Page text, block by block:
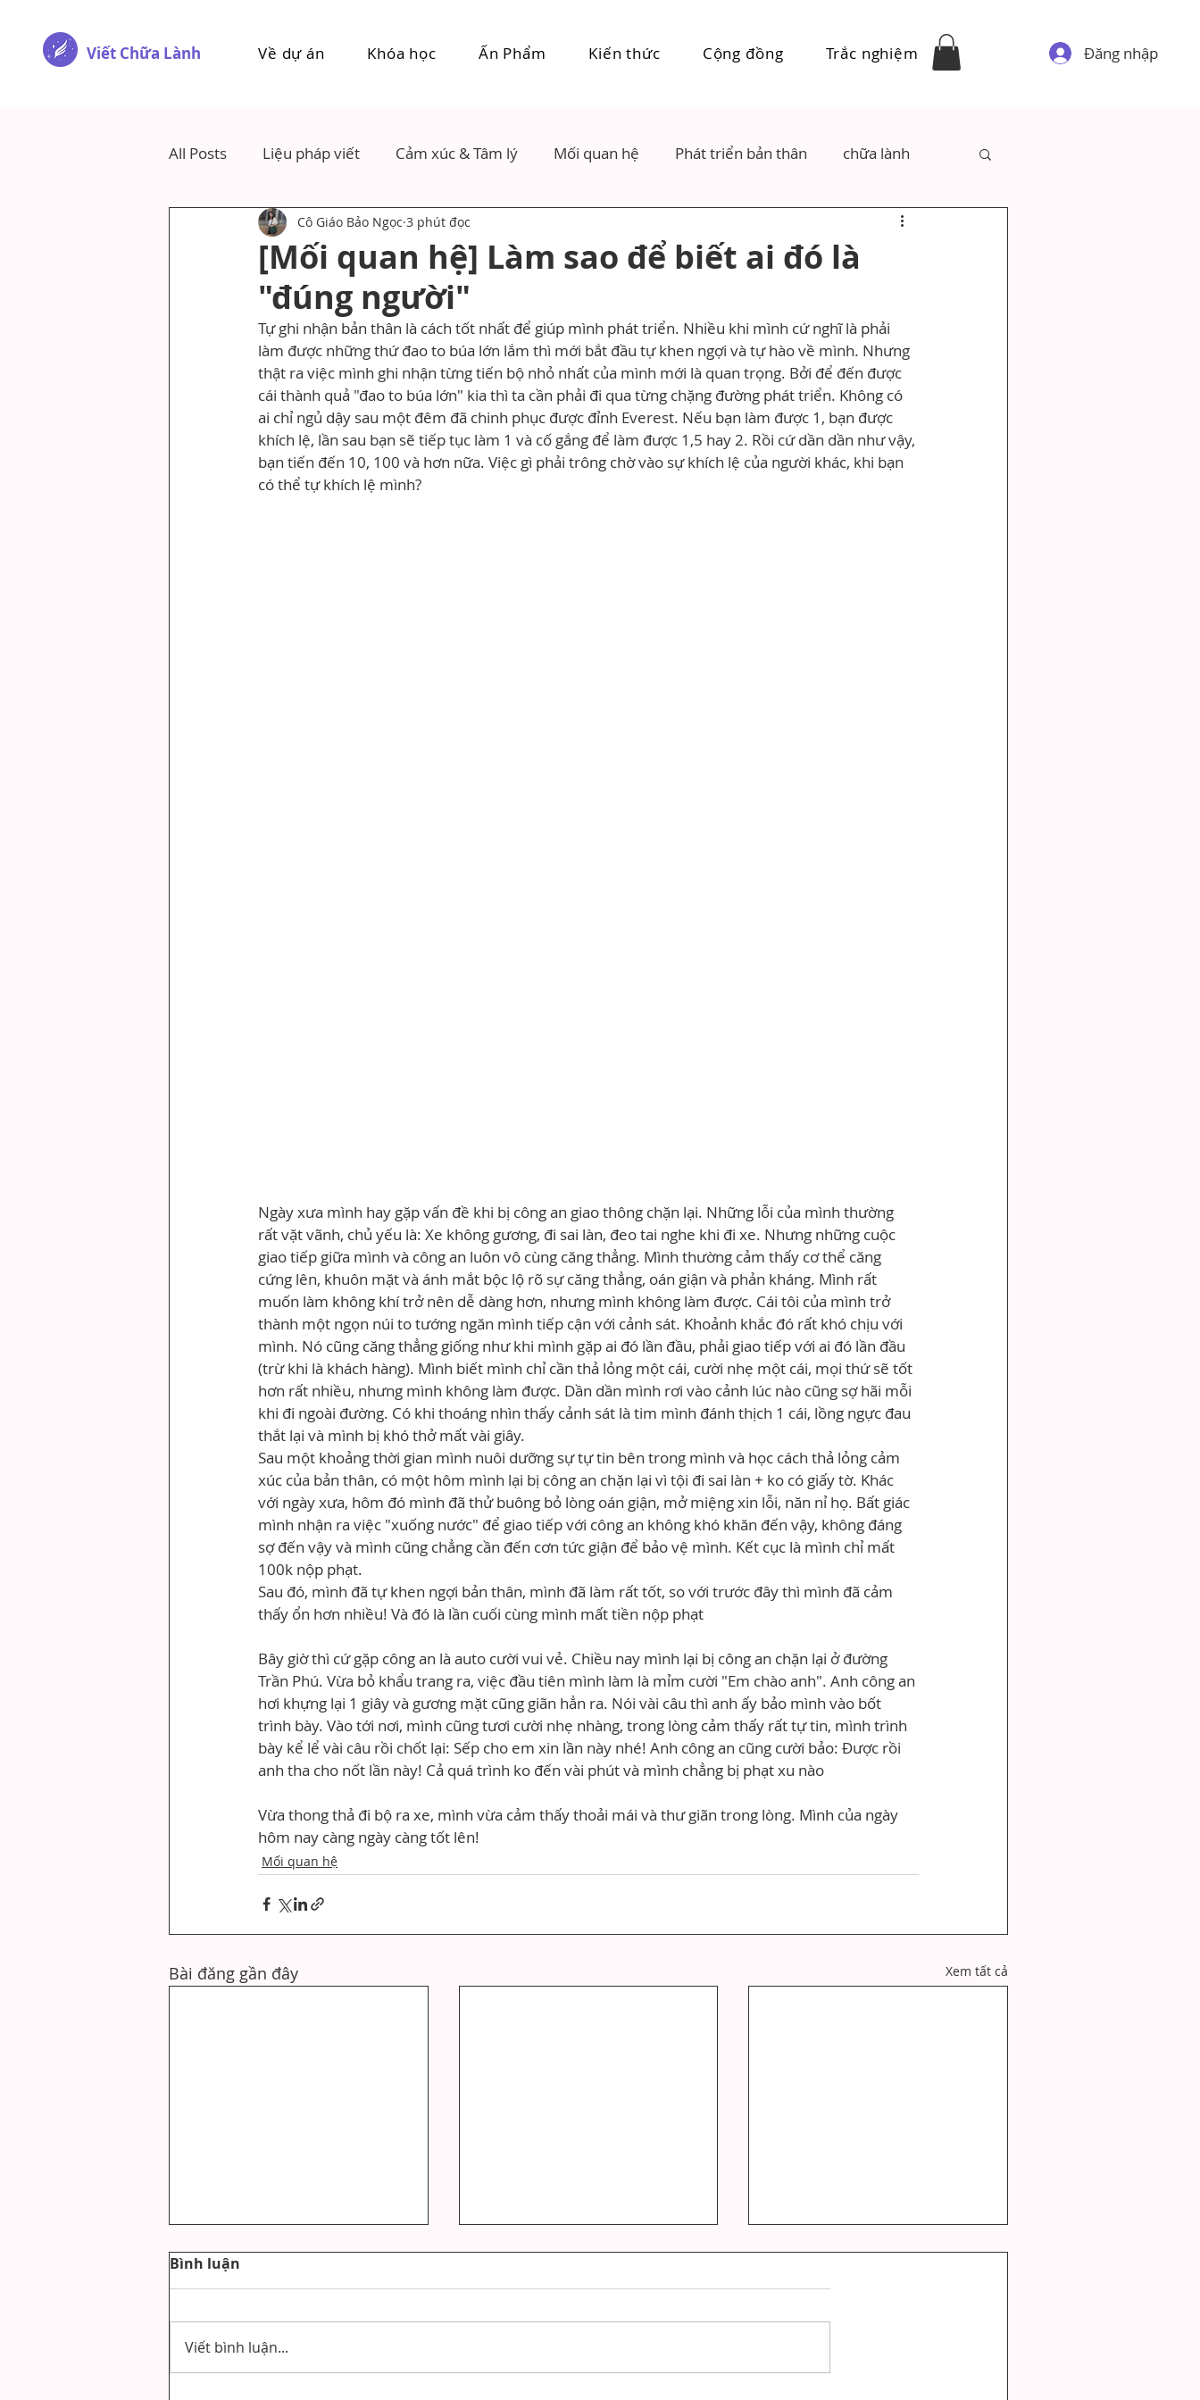
Viết Chữa Lành Về dự án Khóa học Ấn Phẩm Kiến thức Cộng đồng Trắc nghiệm Đăng nhập
All Posts Liệu pháp viết Cảm xúc & Tâm lý Mối quan hệ Phát triển bản thân chữa lành
[Mối quan hệ] Làm sao để biết ai đó là
"đúng người"
Cô Giáo Bảo Ngọc 3 phút đọc
Tự ghi nhận bản thân là cách tốt nhất để giúp mình phát triển. Nhiều khi mình cứ nghĩ là phải
làm được những thứ đao to búa lớn lắm thì mới bắt đầu tự khen ngợi và tự hào về mình. Nhưng
thật ra việc mình ghi nhận từng tiến bộ nhỏ nhất của mình mới là quan trọng. Bởi để đến được
cái thành quả "đao to búa lớn" kia thì ta cần phải đi qua từng chặng đường phát triển. Không có
ai chỉ ngủ dậy sau một đêm đã chinh phục được đỉnh Everest. Nếu bạn làm được 1, bạn được
khích lệ, lần sau bạn sẽ tiếp tục làm 1 và cố gắng để làm được 1,5 hay 2. Rồi cứ dần dần như vậy,
bạn tiến đến 10, 100 và hơn nữa. Việc gì phải trông chờ vào sự khích lệ của người khác, khi bạn
có thể tự khích lệ mình?
Ngày xưa mình hay gặp vấn đề khi bị công an giao thông chặn lại. Những lỗi của mình thường
rất vặt vãnh, chủ yếu là: Xe không gương, đi sai làn, đeo tai nghe khi đi xe. Nhưng những cuộc
giao tiếp giữa mình và công an luôn vô cùng căng thẳng. Mình thường cảm thấy cơ thể căng
cứng lên, khuôn mặt và ánh mắt bộc lộ rõ sự căng thẳng, oán giận và phản kháng. Mình rất
muốn làm không khí trở nên dễ dàng hơn, nhưng mình không làm được. Cái tôi của mình trở
thành một ngọn núi to tướng ngăn mình tiếp cận với cảnh sát. Khoảnh khắc đó rất khó chịu với
mình. Nó cũng căng thẳng giống như khi mình gặp ai đó lần đầu, phải giao tiếp với ai đó lần đầu
(trừ khi là khách hàng). Mình biết mình chỉ cần thả lỏng một cái, cười nhẹ một cái, mọi thứ sẽ tốt
hơn rất nhiều, nhưng mình không làm được. Dần dần mình rơi vào cảnh lúc nào cũng sợ hãi mỗi
khi đi ngoài đường. Có khi thoáng nhìn thấy cảnh sát là tim mình đánh thịch 1 cái, lồng ngực đau
thắt lại và mình bị khó thở mất vài giây.
Sau một khoảng thời gian mình nuôi dưỡng sự tự tin bên trong mình và học cách thả lỏng cảm
xúc của bản thân, có một hôm mình lại bị công an chặn lại vì tội đi sai làn + ko có giấy tờ. Khác
với ngày xưa, hôm đó mình đã thử buông bỏ lòng oán giận, mở miệng xin lỗi, năn nỉ họ. Bất giác
mình nhận ra việc "xuống nước" để giao tiếp với công an không khó khăn đến vậy, không đáng
sợ đến vậy và mình cũng chẳng cần đến cơn tức giận để bảo vệ mình. Kết cục là mình chỉ mất
100k nộp phạt.
Sau đó, mình đã tự khen ngợi bản thân, mình đã làm rất tốt, so với trước đây thì mình đã cảm
thấy ổn hơn nhiều! Và đó là lần cuối cùng mình mất tiền nộp phạt
Bây giờ thì cứ gặp công an là auto cười vui vẻ. Chiều nay mình lại bị công an chặn lại ở đường
Trần Phú. Vừa bỏ khẩu trang ra, việc đầu tiên mình làm là mỉm cười "Em chào anh". Anh công an
hơi khựng lại 1 giây và gương mặt cũng giãn hẳn ra. Nói vài câu thì anh ấy bảo mình vào bốt
trình bày. Vào tới nơi, mình cũng tươi cười nhẹ nhàng, trong lòng cảm thấy rất tự tin, mình trình
bày kể lể vài câu rồi chốt lại: Sếp cho em xin lần này nhé! Anh công an cũng cười bảo: Được rồi
anh tha cho nốt lần này! Cả quá trình ko đến vài phút và mình chẳng bị phạt xu nào
Vừa thong thả đi bộ ra xe, mình vừa cảm thấy thoải mái và thư giãn trong lòng. Mình của ngày
hôm nay càng ngày càng tốt lên!
Mối quan hệ
Bài đăng gần đây Xem tất cả
Bình luận
Viết bình luận...